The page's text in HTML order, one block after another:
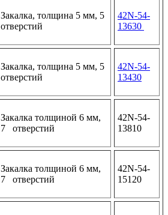
Закалка, толщина 5 мм, 5
отверстий
42N-54-
13630
Закалка, толщина 5 мм, 5
отверстий
42N-54-
13430
Закалка толщиной 6 мм,
7 отверстий
42N-54-
13810
Закалка толщиной 6 мм,
7 отверстий
42N-54-
15120